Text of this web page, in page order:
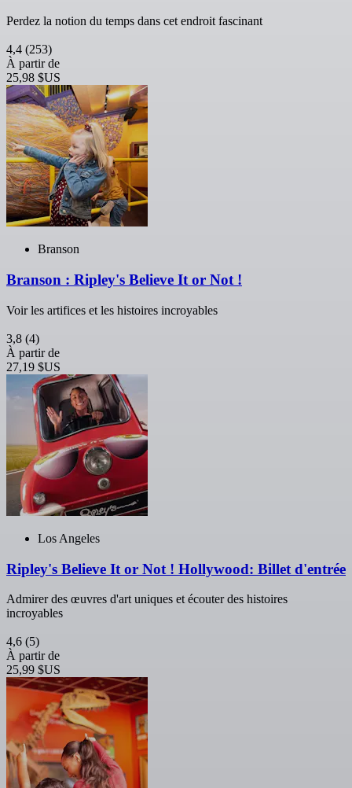
Perdez la notion du temps dans cet endroit fascinant
4,4 (253)
À partir de
25,98 $US
Branson
Branson : Ripley's Believe It or Not !
Voir les artifices et les histoires incroyables
3,8 (4)
À partir de
27,19 $US
Los Angeles
Ripley's Believe It or Not ! Hollywood: Billet d'entrée
Admirer des œuvres d'art uniques et écouter des histoires
incroyables
4,6 (5)
À partir de
25,99 $US